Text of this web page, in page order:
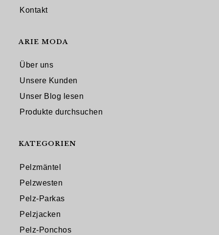
Kontakt
ARIE MODA
Über uns
Unsere Kunden
Unser Blog lesen
Produkte durchsuchen
KATEGORIEN
Pelzmäntel
Pelzwesten
Pelz-Parkas
Pelzjacken
Pelz-Ponchos